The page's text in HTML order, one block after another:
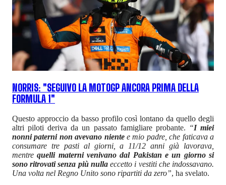
NORRIS: "SEGUIVO LA MOTOGP ANCORA PRIMA DELLA
FORMULA 1"
Questo approccio da basso profilo così lontano da quello degli
altri piloti deriva da un passato famigliare probante. “I miei
nonni paterni non avevano nientee mio padre, che faticava a
consumare tre pasti al giorni, a 11/12 anni già lavorava,
mentre quelli materni venivano dal Pakistan e un giorno si
sono ritrovati senza più nullaeccetto i vestiti che indossavano.
Una volta nel Regno Unito sono ripartiti da zero”, ha svelato.